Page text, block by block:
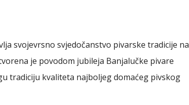
svojevrsno svjedočanstvo pivarske tradicije na
je povodom jubileja Banjalučke pivare
tradiciju kvaliteta najboljeg domaćeg pivskog